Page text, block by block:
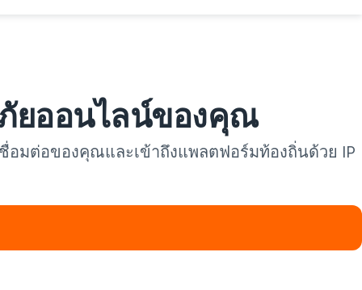
ยออนไลน์ของคุณ
อมต่อของคุณและเข้าถึงแพลตฟอร์มท้องถิ่นด้วย IP